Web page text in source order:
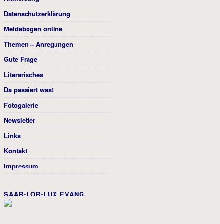
Datenschutzerklärung
Meldebogen online
Themen – Anregungen
Gute Frage
Literarisches
Da passiert was!
Fotogalerie
Newsletter
Links
Kontakt
Impressum
SAAR-LOR-LUX EVANG.